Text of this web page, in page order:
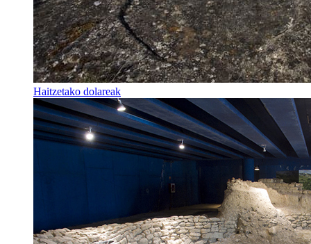
Haitzetako dolareak